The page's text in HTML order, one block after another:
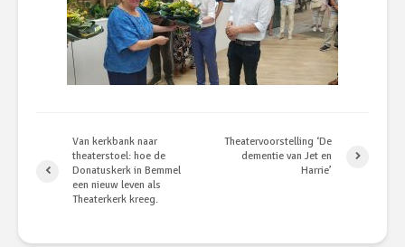
Van kerkbank naar
theaterstoel: hoe de
Donatuskerk in Bemmel
een nieuw leven als
Theaterkerk kreeg.
Theatervoorstelling ‘De
dementie van Jet en
Harrie’